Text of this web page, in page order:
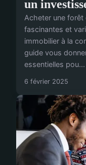
un
Acheter une
fascinantes et
immobilier à la
guide vous
essentielles pou...
6 février 2025